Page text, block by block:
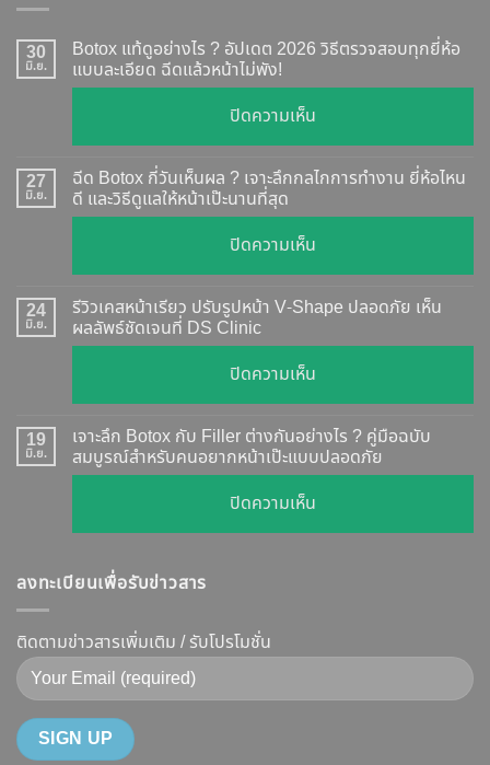
30
มิ.ย.
Botox แท้ดูอย่างไร ? อัปเดต 2026 วิธีตรวจสอบทุกยี่ห้อ
แบบละเอียด ฉีดแล้วหน้าไม่พัง!
ปิดความเห็น
Botox
แท้
อย่างไร
อัปเดต
2026
ยี่ห้อ
แบบ
27
มิ.ย.
ฉีด Botox กี่วันเห็นผล ? เจาะลึกกลไกการทำงาน ยี่ห้อไหน
ดี และวิธีดูแลให้หน้าเป๊ะนานที่สุด
ปิดความเห็น
ฉีด
Botox
วัน
ผล
?
เจาะ
ดี
วิธี
24
มิ.ย.
รีวิวเคสหน้าเรียว ปรับรูปหน้า V-Shape ปลอดภัย เห็น
ผลลัพธ์ชัดเจนที่ DS Clinic
ปิดความเห็น
รีวิว
เคส
หน้า
เรียว
รูป
ผลลัพธ์
19
มิ.ย.
เจาะลึก Botox กับ Filler ต่างกันอย่างไร ? คู่มือฉบับ
สมบูรณ์สำหรับคนอยากหน้าเป๊ะแบบปลอดภัย
ปิดความเห็น
เจาะ
ลงทะเบียนเพื่อรับข่าวสาร
ติดตามข่าวสารเพิ่มเติม / รับโปรโมชั่น